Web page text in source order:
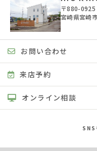
〒880-0925
宮崎県宮崎
お問い合わせ
来店予約
オンライン相談
SNS